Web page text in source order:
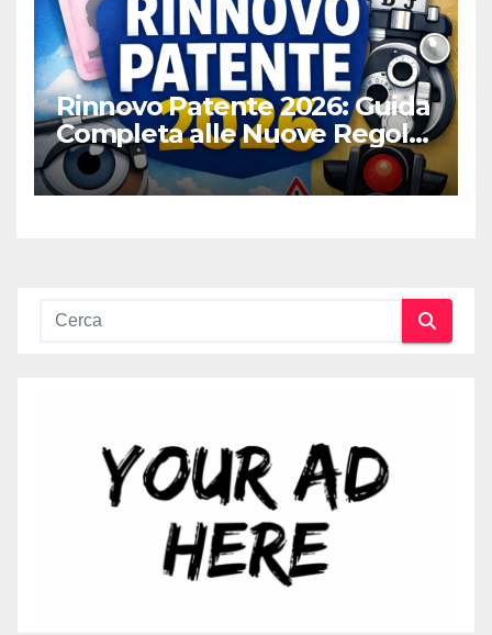
Rinnovo Patente 2026: Guida
Completa alle Nuove Regole,
Digitalizzazione e Costi